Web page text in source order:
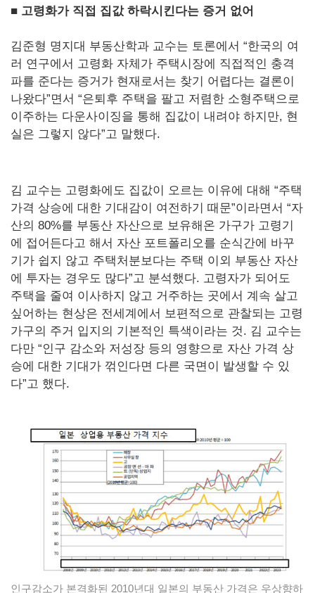
■ 고령화가 직접 집값 하락시킨다는 증거 없어
김준형 명지대 부동산학과 교수는 토론에서 “한국의 여
러 연구에서 고령화 자체가 주택시장에 직접적인 충격
파를 준다는 증거가 현재로서는 찾기 어렵다는 결론이
나왔다”면서 “은퇴후 주택을 팔고 저렴한 소형주택으로
이주하는 다운사이징을 통해 집값이 내려야 하지만, 현
실은 그렇지 않다”고 말했다.
김 교수는 고령화에도 집값이 오르는 이유에 대해 “주택
가격 상승에 대한 기대감이 여전하기 때문”이라면서 “자
산의 80%를 부동산 자산으로 보유해온 가구가 고령기
에 접어든다고 해서 자산 포트폴리오를 순식간에 바꾸
기가 쉽지 않고 주택처분보다는 주택 이외 부동산 자산
에 투자는 경우도 많다”고 분석했다. 고령자가 되어도
주택을 줄여 이사하지 않고 거주하는 곳에서 계속 살고
싶어하는 현상은 전세계에서 보편적으로 관찰되는 고령
가구의 주거 입지의 기본적인 특색이라는 것. 김 교수는
다만 “인구 감소와 저성장 등의 영향으로 자산 가격 상
승에 대한 기대가 꺾인다면 다른 국면이 발생할 수 있
다”고 했다.
인구감소가 본격화된 2010년대 일본의 부동산 가격은 우상향하